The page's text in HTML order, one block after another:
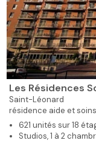
Les Résidences
Saint-Léonard
résidence aide et
621 unités sur 18
Studios, 1 à 2